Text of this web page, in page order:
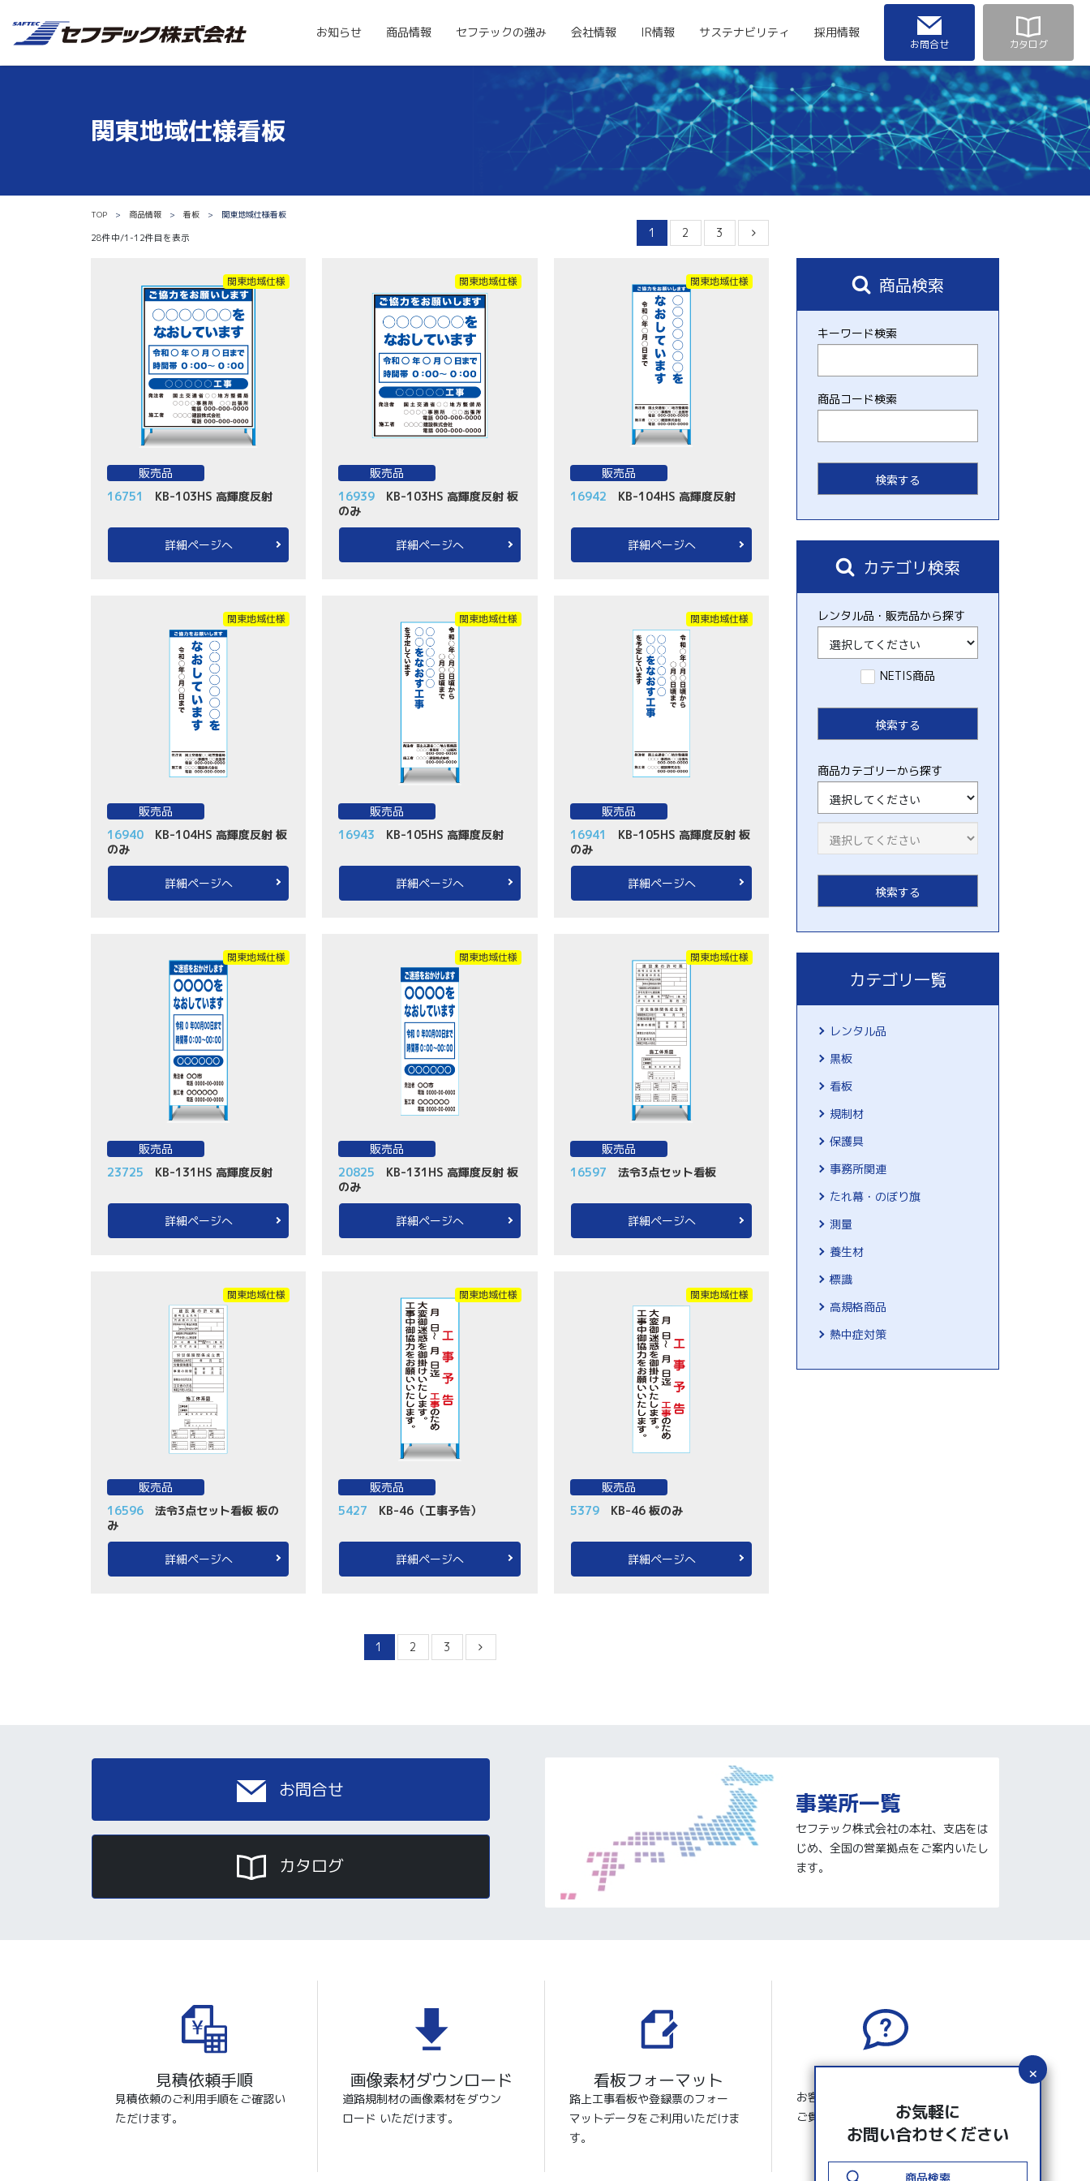
お知らせ 商品情報 セフテックの強み 会社情報 IR情報 サステナビリティ 採用情報
お問合せ カタログ
関東地域仕様看板
TOP 商品情報 看板 関東地域仕様看板
28件中/1-12件目を表示 1 2 3
関東地域仕様
販売品
16751
KB-103HS 高輝度反射
詳細ページへ
関東地域仕様
販売品
16939
KB-103HS 高輝度反射 板
のみ
詳細ページへ
関東地域仕様
販売品
16942
KB-104HS 高輝度反射
詳細ページへ
関東地域仕様
販売品
16940
KB-104HS 高輝度反射 板
のみ
詳細ページへ
関東地域仕様
販売品
16943
KB-105HS 高輝度反射
詳細ページへ
関東地域仕様
販売品
16941
KB-105HS 高輝度反射 板
のみ
詳細ページへ
関東地域仕様
販売品
23725
KB-131HS 高輝度反射
詳細ページへ
関東地域仕様
販売品
20825
KB-131HS 高輝度反射 板
のみ
詳細ページへ
関東地域仕様
販売品
16597
法令3点セット看板
詳細ページへ
関東地域仕様
販売品
16596
法令3点セット看板 板の
み
詳細ページへ
関東地域仕様
販売品
5427
KB-46（工事予告）
詳細ページへ
関東地域仕様
販売品
5379
KB-46 板のみ
詳細ページへ
1 2 3
商品検索
キーワード検索
商品コード検索
カテゴリ検索
レンタル品・販売品から探す
NETIS商品
商品カテゴリーから探す
カテゴリ一覧
レンタル品
黒板
看板
規制材
保護具
事務所関連
たれ幕・のぼり旗
測量
養生材
標識
高規格商品
熱中症対策
お問合せ
カタログ
事業所一覧
セフテック株式会社の本社、支店をは
じめ、全国の営業拠点をご案内いたし
ます。
見積依頼手順
見積依頼のご利用手順をご確認い
ただけます。
画像素材ダウンロード
道路規制材の画像素材をダウン
ロード いただけます。
看板フォーマット
路上工事看板や登録票のフォー
マットデータをご利用いただけま
す。
お客さまから寄せられたよくある
ご質問 と回答を掲載しています。
お気軽に
お問い合わせください
商品検索